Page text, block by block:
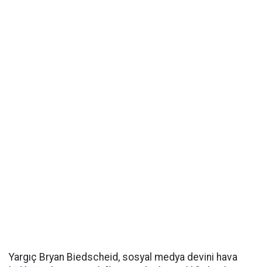
Yargıç Bryan Biedscheid, sosyal medya devini hava